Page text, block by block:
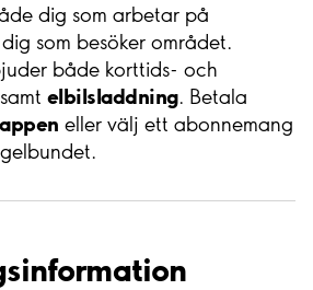
dig som arbetar på
som besöker området.
både korttids- och
elbilsladdning. Betala
eller välj ett abonnemang